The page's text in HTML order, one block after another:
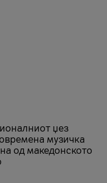
џез
музичка
од македонското